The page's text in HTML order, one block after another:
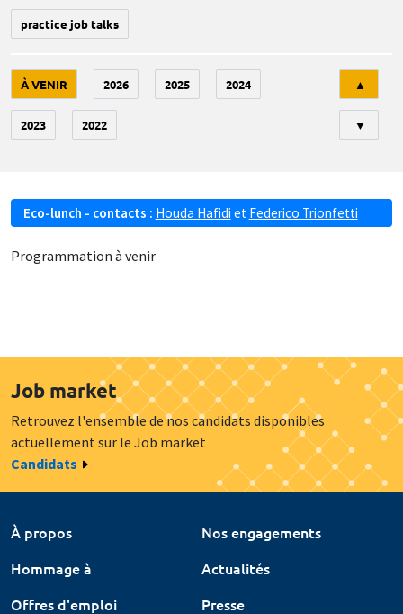
practice job talks
À VENIR 2026 2025 2024
2023 2022
▲
▼
Eco-lunch - contacts : Houda Hafidi et Federico Trionfetti
Programmation à venir
Job market
Retrouvez l'ensemble de nos candidats disponibles
actuellement sur le Job market
Candidats
À propos
Nos engagements
Hommage à
Actualités
Offres d'emploi
Presse